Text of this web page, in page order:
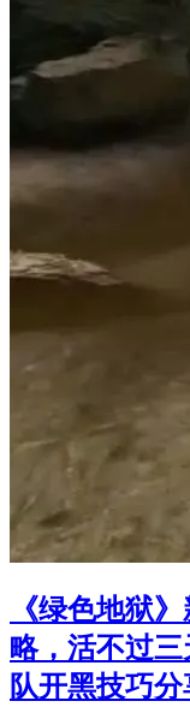
《绿色地狱
略，活不过
队开黑技巧分